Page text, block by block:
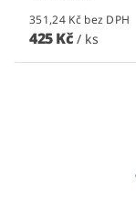
351,24 Kč bez DPH
425 Kč / ks